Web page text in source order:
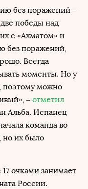
без поражений –
победы над
с «Ахматом» и
без поражений,
Всегда
моменты. Но у
поэтому можно
– отметил
Альба. Испанец
команда во
но их было
очками занимает
России.